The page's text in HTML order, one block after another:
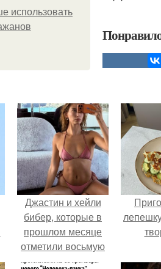
использовать
Джастин и хейли
бибер, которые в
прошлом месяце
отметили восьмую
годовщину